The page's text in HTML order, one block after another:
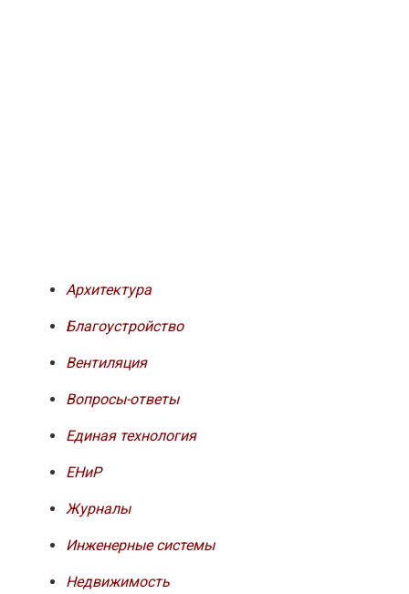
Архитектура
Благоустройство
Вентиляция
Вопросы-ответы
Единая технология
ЕНиР
Журналы
Инженерные системы
Недвижимость